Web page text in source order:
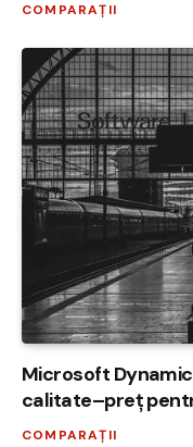
COMPARAȚII
Microsoft
calitate–preț
COMPARAȚII